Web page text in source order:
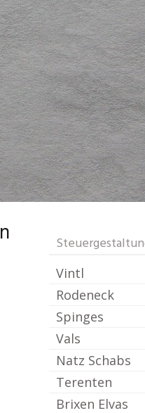
Vintl
Rodeneck
Spinges
Vals
Natz Schabs
Terenten
Brixen Elvas